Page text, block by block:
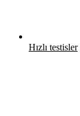
Hızlı testisler